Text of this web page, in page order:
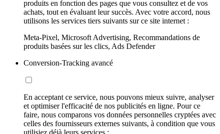
produits en fonction des pages que vous consultez et de vos
achats, tout en évaluant leur succès. Avec votre accord, nous
utilisons les services tiers suivants sur ce site internet :
Meta-Pixel, Microsoft Advertising, Recommandations de
produits basées sur les clics, Ads Defender
Conversion-Tracking avancé
En acceptant ce service, nous pouvons mieux suivre, analyser
et optimiser l'efficacité de nos publicités en ligne. Pour ce
faire, nous comparons vos données personnelles cryptées avec
celles des fournisseurs externes suivants, à condition que vous
utilisiez déjà leurs services :